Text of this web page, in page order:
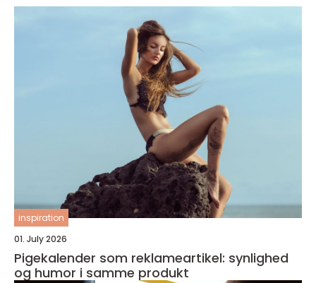
inspiration
01. July 2026
Pigekalender som reklameartikel: synlighed
og humor i samme produkt